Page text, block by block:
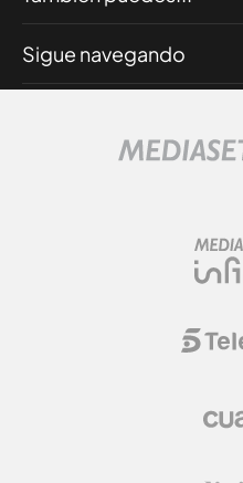
Sigue navegando